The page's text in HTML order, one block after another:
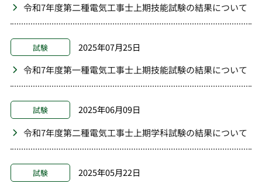
令和7年度第二種電気工事士上期技能試験の結果について
試験
2025年07月25日
令和7年度第一種電気工事士上期技能試験の結果について
試験
2025年06月09日
令和7年度第二種電気工事士上期学科試験の結果について
試験
2025年05月22日